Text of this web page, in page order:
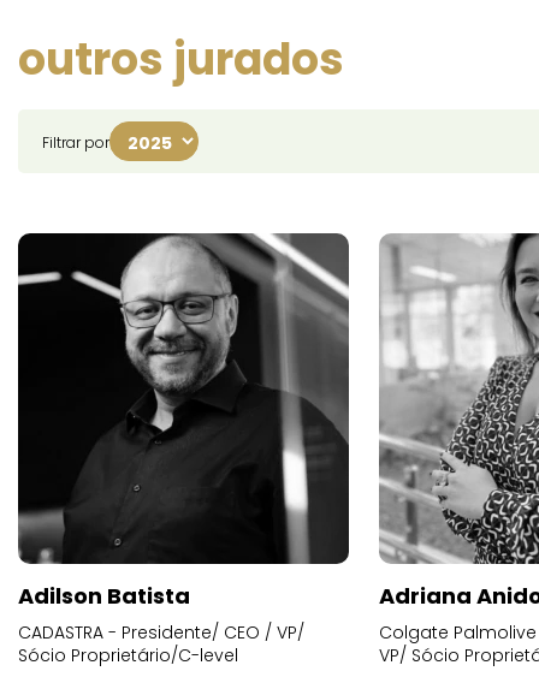
outros jurados
Filtrar por
Adilson Batista
CADASTRA - Presidente/ CEO / VP/
Sócio Proprietário/C-level
Adriana
Colgate
VP/ Sócio